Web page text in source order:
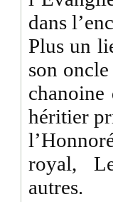
dans
Plus un
son
héritier
royal,
autres.